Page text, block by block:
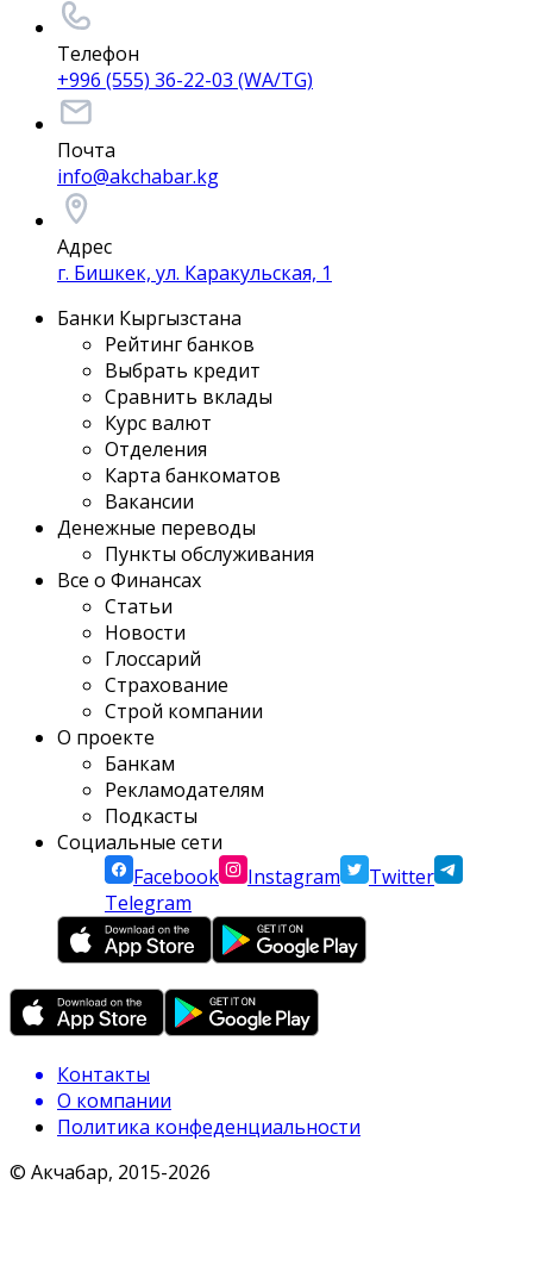
Телефон
+996 (555) 36-22-03 (WA/TG)
Почта
info@akchabar.kg
Адрес
г. Бишкек, ул. Каракульская, 1
Банки Кыргызстана
Рейтинг банков
Выбрать кредит
Сравнить вклады
Курс валют
Отделения
Карта банкоматов
Вакансии
Денежные переводы
Пункты обслуживания
Все о Финансах
Статьи
Новости
Глоссарий
Страхование
Строй компании
О проекте
Банкам
Рекламодателям
Подкасты
Социальные сети
Facebook
Instagram
Twitter
Telegram
Контакты
О компании
Политика конфеденциальности
© Акчабар, 2015-2026